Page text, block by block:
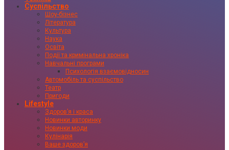
Суспільство
Шоу-бізнес
Література
Культура
Наука
Освіта
Події та кримінальна хроніка
Навчальні програми
Психологія взаємовідносин
Автомобіль та суспільство
Театр
Пригоди
Lifestyle
Здоровʼя і краса
Новинки авторинку
Новинки моди
Кулінарія
Ваше здоровʼя